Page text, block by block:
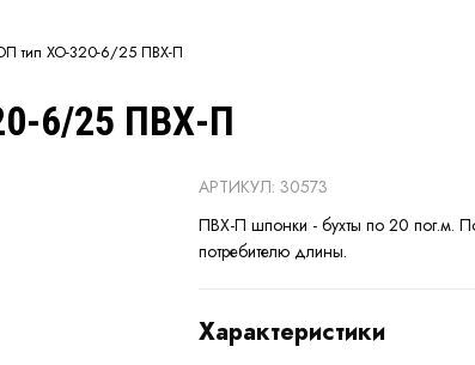
тип ХО-320-6/25 ПВХ-П
6/25 ПВХ-П
АРТИКУЛ: 30573
ПВХ-П шпонки - бухты по 20 пог.м.
потребителю длины.
Характеристики